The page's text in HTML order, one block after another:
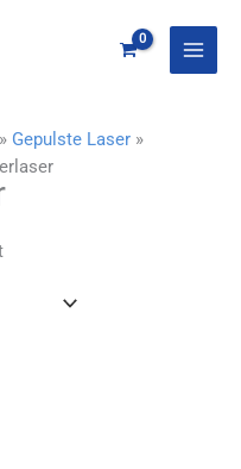
» Gepulste Laser »